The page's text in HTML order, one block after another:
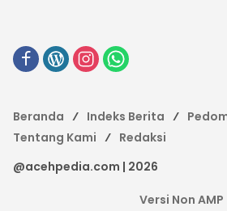
Beranda Indeks Berita
Tentang Kami
Redaksi
@acehpedia.com | 2026
Versi Non AMP